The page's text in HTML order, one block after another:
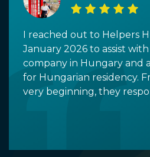
I reached out to Helpers
January 2026 to assist
company in Hungary and
for Hungarian residency.
very beginning, they
highlight Tala Shalati, who